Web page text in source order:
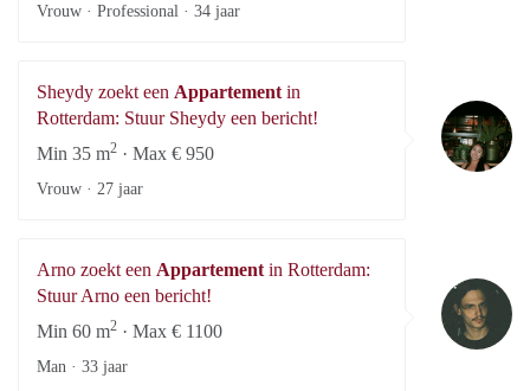
Vrouw · Professional · 34 jaar
Sheydy zoekt een Appartement in
Rotterdam: Stuur Sheydy een bericht!
Min 35 m2 · Max € 950
Vrouw · 27 jaar
Arno zoekt een Appartement in Rotterdam:
Stuur Arno een bericht!
Min 60 m2 · Max € 1100
Man · 33 jaar